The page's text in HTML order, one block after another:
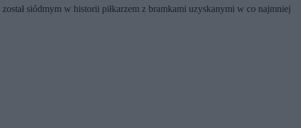
siódmym w historii piłkarzem z bramkami uzyskanymi w co najmniej